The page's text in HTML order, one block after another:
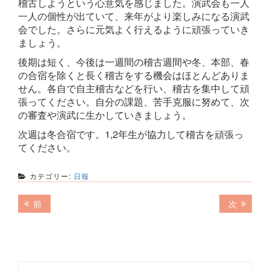
一人の個性が出ていて、来年がより楽しみになる演武
会でした。さらに元気よく行えるように頑張っていき
ましょう。
後期は短く、今後は一週間の稽古週間や冬、本部、春
の合宿を除くと長く稽古をする機会はほとんどありま
せん。各自で自主稽古などを行い、稽古を集中して頑
張ってください。自分の課題、苦手克服に努めて、次
の審査や演武に生かしていきましょう。
次週は冬合宿です。1,2年生が協力して稽古を頑張っ
てください。
カテゴリー: 日報
投前前
の
次 次
の